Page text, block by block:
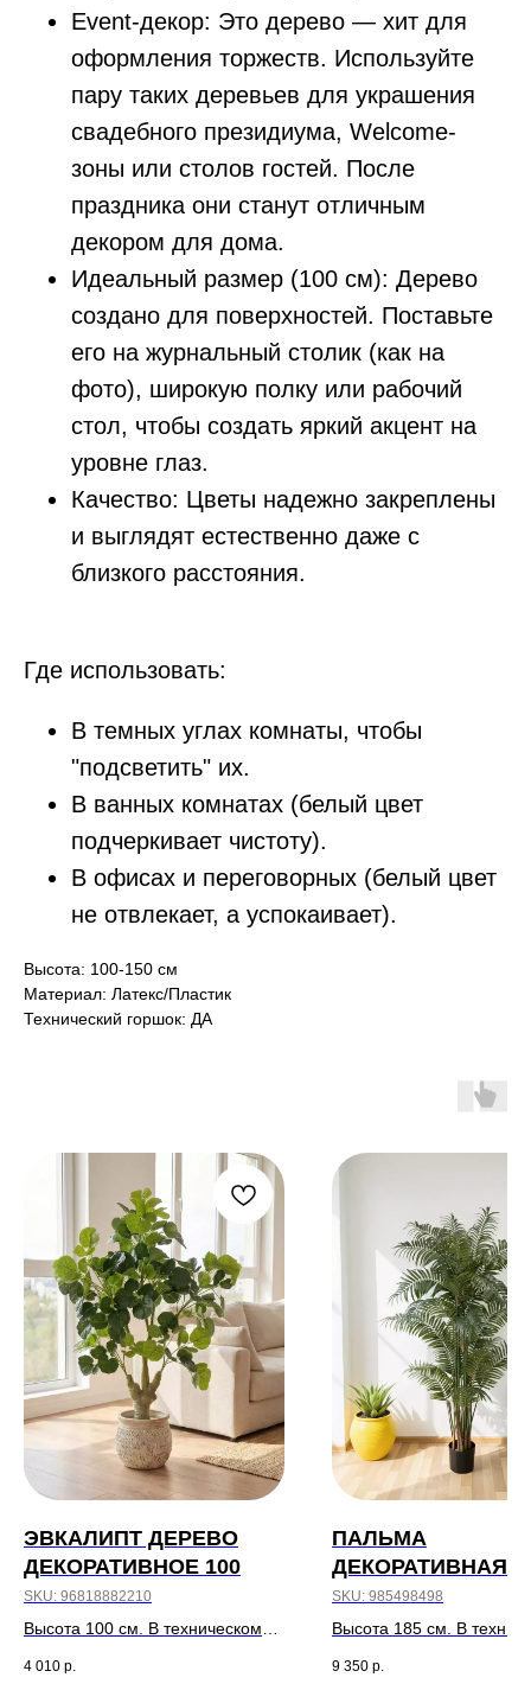
Event-декор: Это дерево — хит для
оформления торжеств. Используйте
пару таких деревьев для украшения
свадебного президиума, Welcome-
зоны или столов гостей. После
праздника они станут отличным
декором для дома.
Идеальный размер (100 см): Дерево
создано для поверхностей. Поставьте
его на журнальный столик (как на
фото), широкую полку или рабочий
стол, чтобы создать яркий акцент на
уровне глаз.
Качество: Цветы надежно закреплены
и выглядят естественно даже с
близкого расстояния.
Где использовать:
В темных углах комнаты, чтобы
"подсветить" их.
В ванных комнатах (белый цвет
подчеркивает чистоту).
В офисах и переговорных (белый цвет
не отвлекает, а успокаивает).
Высота: 100-150 см
Материал: Латекс/Пластик
Технический горшок: ДА
ЭВКАЛИПТ ДЕРЕВО
ДЕКОРАТИВНОЕ 100
SKU: 96818882210
Высота 100 см. В техническом
4 010 р.
ПАЛЬМА
ДЕКОРАТИВНАЯ
SKU: 985498498
Высота 185 см. В
9 350 р.